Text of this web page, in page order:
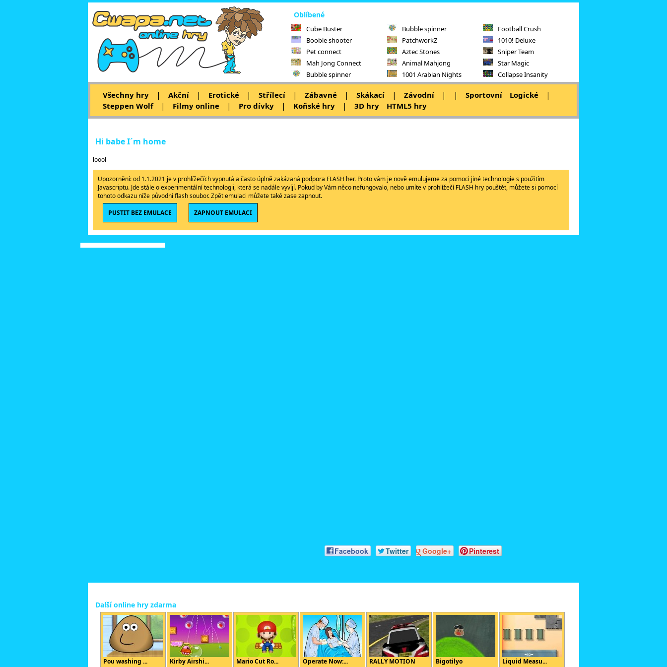
Oblíbené
Cube Buster
Booble shooter
Pet connect
Mah Jong Connect
Bubble spinner
Bubble spinner
PatchworkZ
Aztec Stones
Animal Mahjong
1001 Arabian Nights
Football Crush
1010! Deluxe
Sniper Team
Star Magic
Collapse Insanity
Všechny hry | Akční | Erotické | Střílecí | Zábavné | Skákací | Závodní | | Sportovní Logické |
Steppen Wolf | Filmy online | Pro dívky | Koňské hry | 3D hry HTML5 hry
Hi babe I´m home
loool
Upozornění: od 1.1.2021 je v prohlížečích vypnutá a často úplně zakázaná podpora FLASH her. Proto vám je nově emulujeme za pomoci jiné technologie s použitím
Javascriptu. Jde stále o experimentální technologii, která se nadále vyvíjí. Pokud by Vám něco nefungovalo, nebo umíte v prohlížečí FLASH hry pouštět, můžete si pomocí
tohoto odkazu níže původní flash soubor. Zpět emulaci můžete také zase zapnout.
PUSTIT BEZ EMULACE
ZAPNOUT EMULACI
Facebook Twitter Google+ Pinterest
Další online hry zdarma
Pou washing ... Kirby Airshi... Mario Cut Ro... Operate Now:... RALLY MOTION Bigotilyo Liquid Measu...